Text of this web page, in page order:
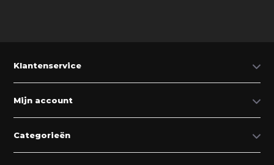
Klantenservice
Mijn account
Categorieën